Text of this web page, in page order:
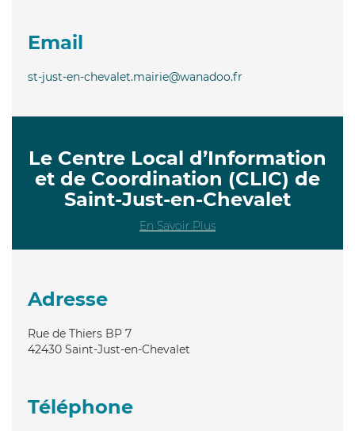
Email
st-just-en-chevalet.mairie@wanadoo.fr
Le Centre Local d’Information
et de Coordination (CLIC) de
Saint-Just-en-Chevalet
En Savoir Plus
Adresse
Rue de Thiers BP 7
42430 Saint-Just-en-Chevalet
Téléphone